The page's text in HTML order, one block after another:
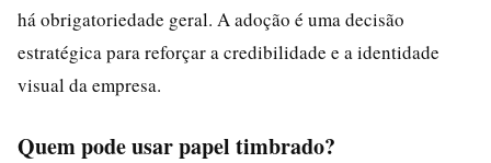
há obrigatoriedade geral. A adoção é uma decisão
estratégica para reforçar a credibilidade e a identidade
visual da empresa.
Quem pode usar papel timbrado?